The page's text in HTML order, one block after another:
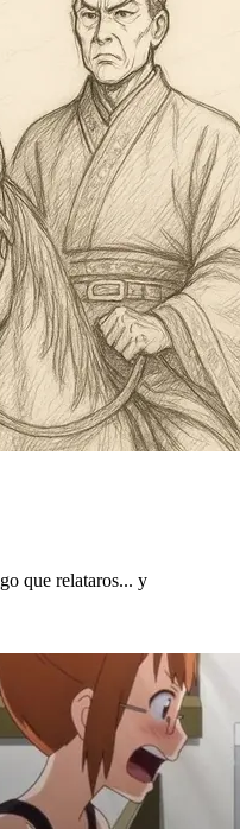
que relataros... y